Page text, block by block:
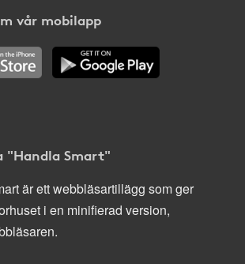
vår mobilapp
"Handla Smart"
är ett webbläsartillägg som ger
i en minifierad version,